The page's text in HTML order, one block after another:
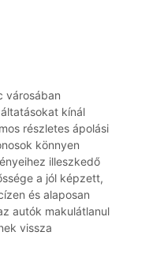
városában
kínál
részletes ápolási
könnyen
illeszkedő
a jól képzett,
és alaposan
autók makulátlanul
vissza